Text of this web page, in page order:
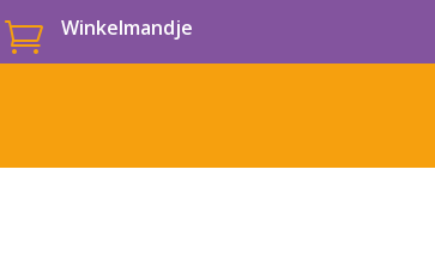
 Winkelmandje